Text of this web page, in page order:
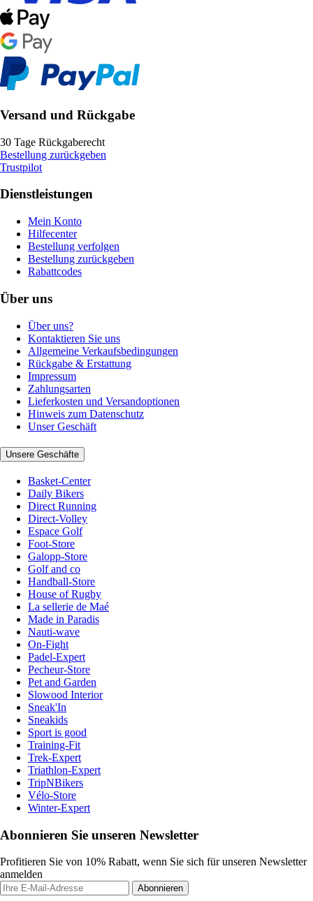
Versand und Rückgabe
30 Tage Rückgaberecht
Bestellung zurückgeben
Trustpilot
Dienstleistungen
Mein Konto
Hilfecenter
Bestellung verfolgen
Bestellung zurückgeben
Rabattcodes
Über uns
Über uns?
Kontaktieren Sie uns
Allgemeine Verkaufsbedingungen
Rückgabe & Erstattung
Impressum
Zahlungsarten
Lieferkosten und Versandoptionen
Hinweis zum Datenschutz
Unser Geschäft
Unsere Geschäfte
Basket-Center
Daily Bikers
Direct Running
Direct-Volley
Espace Golf
Foot-Store
Galopp-Store
Golf and co
Handball-Store
House of Rugby
La sellerie de Maé
Made in Paradis
Nauti-wave
On-Fight
Padel-Expert
Pecheur-Store
Pet and Garden
Slowood Interior
Sneak'In
Sneakids
Sport is good
Training-Fit
Trek-Expert
Triathlon-Expert
TripNBikers
Vélo-Store
Winter-Expert
Abonnieren Sie unseren Newsletter
Profitieren Sie von 10% Rabatt, wenn Sie sich für unseren Newsletter
anmelden
Abonnieren